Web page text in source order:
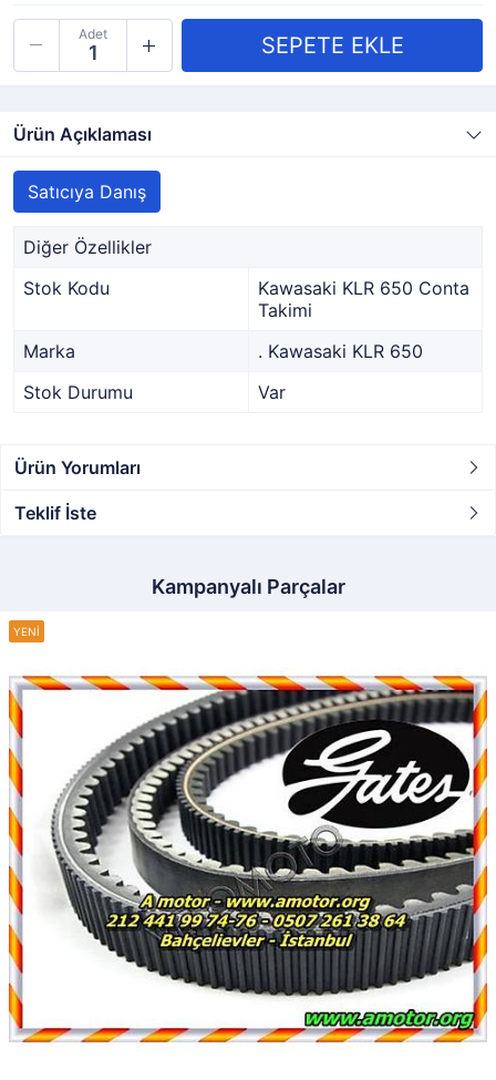
Adet
Ürün Açıklaması
Satıcıya Danış
Diğer Özellikler
Stok Kodu
Kawasaki KLR 650 Conta
Takimi
Marka
. Kawasaki KLR 650
Stok Durumu
Var
Ürün Yorumları
Teklif İste
Kampanyalı Parçalar